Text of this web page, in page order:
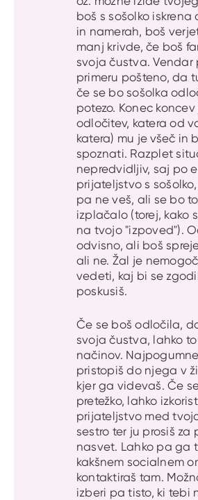
boš s sošolko
in namerah, boš
manj krivde, če boš
svoja čustva. Vendar
primeru pošteno, da
če se bo sošolka
potezo. Konec
odločitev, katera od
katera) mu je všeč in
spoznati. Razplet
nepredvidljiv, saj po
prijateljstvo s
pa ne veš, ali se bo
izplačalo (torej, kako
na tvojo "izpoved").
odvisno, ali boš
ali ne. Žal je
vedeti, kaj bi se
poskusiš.
Če se boš odločila,
svoja čustva, lahko
načinov.
pristopiš do njega v
kjer ga videvaš. Če
pretežko, lahko
prijateljstvo med
sestro ter ju prosiš za
nasvet. Lahko pa ga
kakšnem socialnem
kontaktiraš tam.
izberi pa tisto, ki tebi